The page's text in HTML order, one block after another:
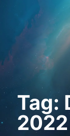
Tag:
2022